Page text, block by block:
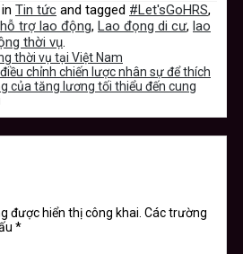
Tin tức and tagged #Let'sGoHRS,
hỗ trợ lao động, Lao đọng di cư, lao
thời vụ
thời vụ tại Việt Nam
chỉnh chiến lược nhân sự để thích
của tăng lương tối thiểu đến cung
được hiển thị công khai. Các trường
*